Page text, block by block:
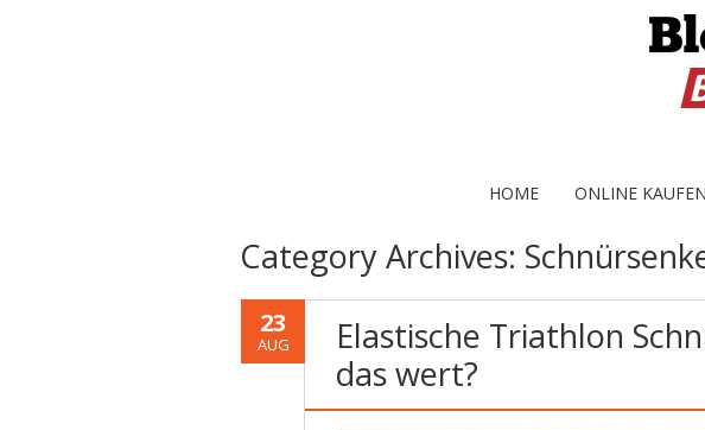
HOME ONLINE KAUFEN
Category Archives:
23
AUG
Elastische Triathlon
das wert?